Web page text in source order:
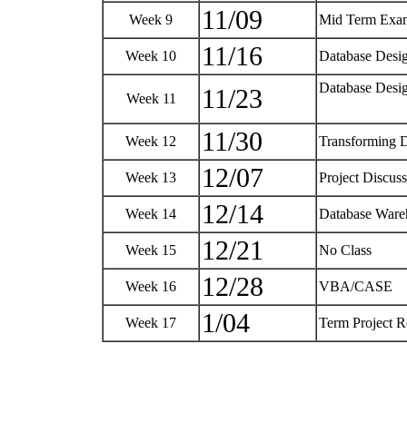
Week 9 11/09 Mid Term
Week 10 11/16 Database
Week 11 11/23 Database
Week 12 11/30 Transforming
Week 13 12/07 Project
Week 14 12/14 Database
Week 15 12/21 No Class
Week 16 12/28 VBA/CASE
Week 17 1/04 Term Project